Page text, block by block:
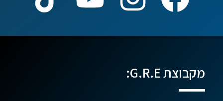
מקבוצת G.R.E: